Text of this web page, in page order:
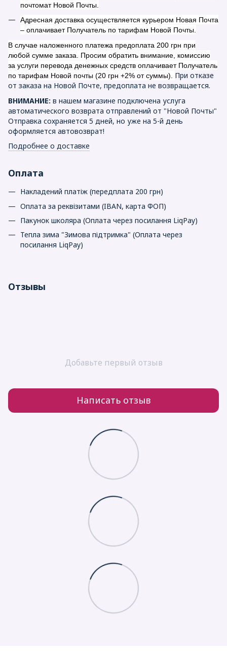
почтомат Новой Почты.
Адресная доставка осуществляется курьером Новая Почта
– оплачивает Получатель по тарифам Новой Почты.
В случае наложенного платежа предоплата 200 грн при
любой сумме заказа. Просим обратить внимание, комиссию
за услуги перевода денежных средств оплачивает Получатель
по тарифам Новой почты (20 грн +2% от суммы). При отказе
от заказа на Новой Почте, предоплата не возвращается.
ВНИМАНИЕ: в нашем магазине подключена услуга
автоматического возврата отправлений от "Новой Почты"
Отправка сохраняется 5 дней, но уже на 5-й день
оформляется автовозврат!
Подробнее о доставке
Оплата
Накладений платіж (передплата 200 грн)
Оплата за реквізитами (IBAN, карта ФОП)
Пакунок школяра (Оплата через посилання LiqPay)
Тепла зима "Зимова підтримка" (Оплата через
посилання LiqPay)
Отзывы
Добавьте первый отзыв
Написать отзыв